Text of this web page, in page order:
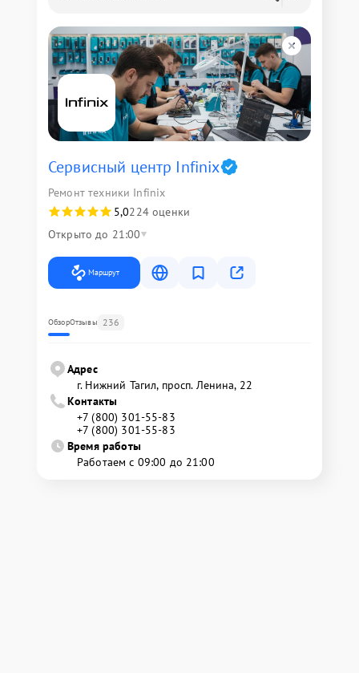
Сервисный центр Infinix
Ремонт техники Infinix
5,0224 оценки
Открыто до 21:00
Маршрут
ОбзорОтзывы 236
Адрес
г. Нижний Тагил, просп. Ленина, 22
Контакты
+7 (800) 301-55-83
+7 (800) 301-55-83
Время работы
Работаем с 09:00 до 21:00